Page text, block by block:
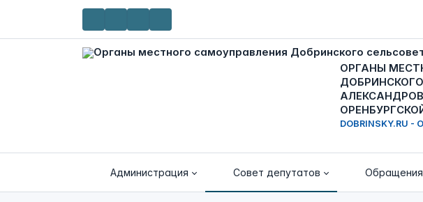
ОРГАНЫ
Администрация Совет депутатов Обращения